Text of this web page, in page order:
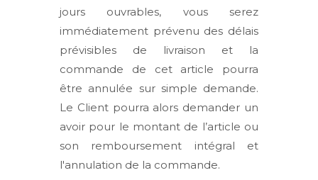
jours ouvrables, vous serez
immédiatement prévenu des délais
prévisibles de livraison et la
commande de cet article pourra
être annulée sur simple demande.
Le Client pourra alors demander un
avoir pour le montant de l’article ou
son remboursement intégral et
l'annulation de la commande.